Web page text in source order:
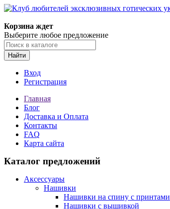
Корзина ждет
Выберите любое предложение
Найти
Вход
Регистрация
Главная
Блог
Доставка и Оплата
Контакты
FAQ
Карта сайта
Каталог предложений
Аксессуары
Нашивки
Нашивки на спину с принтами
Нашивки с вышивкой